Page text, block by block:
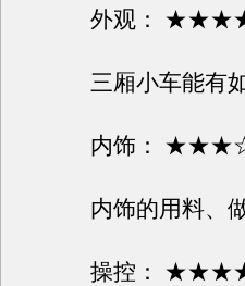
外观：
三厢小车能有如
内饰：
内饰的用料、做
操控：